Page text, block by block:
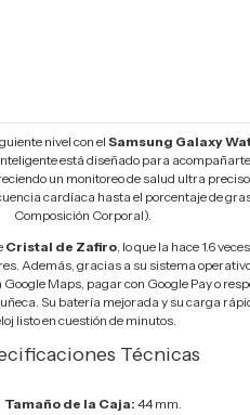
nivel con el Samsung Galaxy
inteligente está diseñado para
un monitoreo de salud ultra
cardíaca hasta el porcentaje de
Composición Corporal).
Cristal de Zafiro, lo que la hace 1.6
Además, gracias a su sistema
Maps, pagar con Google Pay o
Su batería mejorada y su carga
listo en cuestión de minutos.
Técnicas
Tamaño de la Caja: 44 mm.